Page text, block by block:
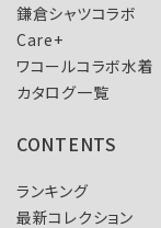
鎌倉シャツコラボ
Care+
ワコールコラボ水着
カタログ一覧
CONTENTS
ランキング
最新コレクション